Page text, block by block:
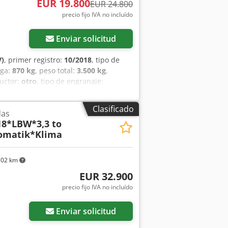
EUR 19.800EUR 24.800
precio fijo IVA no incluído
Enviar solicitud
, primer registro: 10/2018, tipo de
870 kg, peso total: 3.500 kg,
otro, tipo de engranaje:
de carga:2.120 mm, altura del
de estabilidad (ESP), aire
ordenador de a bordo, sistema
portabebidas - Laterales
crucero adaptativo - ABS/ASR/ESP -
195/70R15 Chedpfey Rrq
Clasificado
km
to
EUR 32.900
precio fijo IVA no incluído
Enviar solicitud